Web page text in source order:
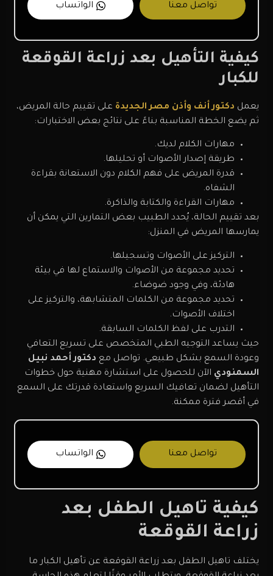
تواصل معنا الواتساب
كيفية التأهيل بعد زراعة القوقعة
للكبار
يعمل دكتور أنف وأذن مصر الجديدة على تقييم حالة المريض،
ثم يضع الخطة المناسبة بناءً على نتائج بعض الاختبارات:
مهارات الكلام لديك.
طريقة إصدار الأصوات أو تحليلها.
قدرة المريض على فهم الكلام دون الاستعانة بقراءة
الشفاه.
مهارات القراءة والكتابة والذاكرة.
بعد تقييم الحالة، يُحدد الطبيب بعض التمارين التي يمكن أن
يمارسها المريض في المنزل:
التركيز على الأصوات وتسجيلها.
تحديد مجموعة من الأصوات والاستماع لها في بيئة
هادئة، وفي وجود ضوضاء.
تحديد مجموعة من الكلمات المتشابهة، والتركيز على
اختلاف الأصوات.
التدرب على لفظ الكلمات السابقة.
حيث يساعد التوجيه الطبي المتخصص على تسريع التعافي
وعودة السمع بشكل طبيعي. تواصل مع دكتور أحمد نبيل
السمنودي الآن للحصول على استشارة مهنية حول خطوات
التأهيل لضمان تعافيك السريع واستعادة قدرتك على السمع
في أقصر فترة ممكنة.
تواصل معنا الواتساب
كيفية تاهيل الطفل بعد
زراعة القوقعة
يختلف تاهيل الطفل بعد زراعة القوقعة عن تأهيل الكبار ما